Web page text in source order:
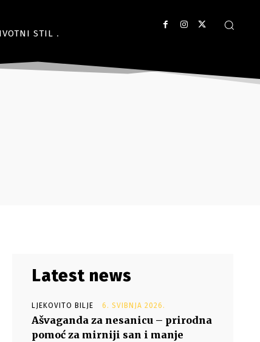
STIL
Latest news
LJEKOVITO BILJE 6. SVIBNJA 2026.
Ašvaganda za nesanicu – prirodna
pomoć za mirniji san i manje